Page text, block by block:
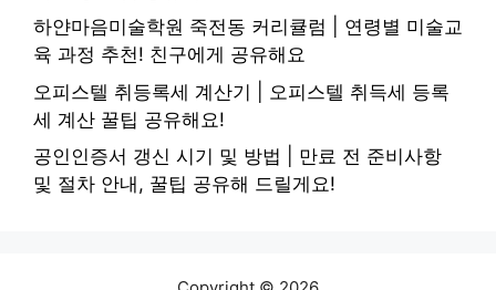
하얀마음미술학원 죽전동 커리큘럼 | 연령별 미술교
육 과정 추천! 친구에게 공유해요
오피스텔 취등록세 계산기 | 오피스텔 취득세 등록
세 계산 꿀팁 공유해요!
공인인증서 갱신 시기 및 방법 | 만료 전 준비사항
및 절차 안내, 꿀팁 공유해 드릴게요!